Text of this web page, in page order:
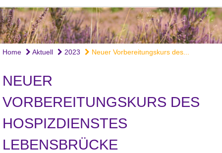
Home Aktuell 2023 Neuer Vorbereitungskurs des...
NEUER
VORBEREITUNGSKURS DES
HOSPIZDIENSTES
LEBENSBRÜCKE